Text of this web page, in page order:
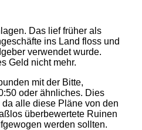
Das lief früher als
ins Land floss und
verwendet wurde.
Geld nicht mehr.
mit der Bitte,
oder ähnliches. Dies
alle diese Pläne von den
überbewertete Ruinen
werden sollten.